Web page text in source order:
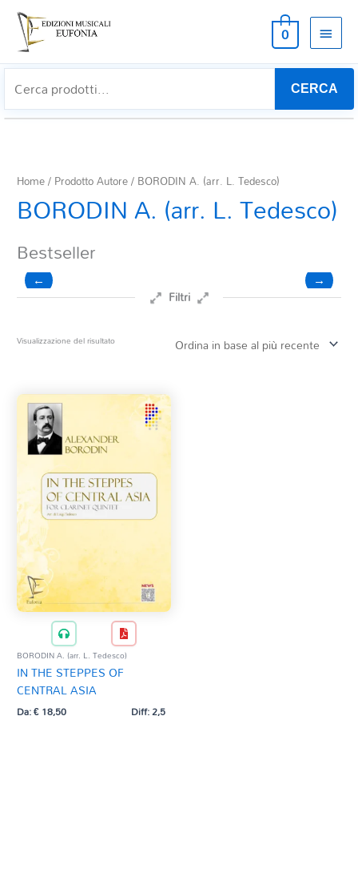
0
CERCA
Home/ Prodotto Autore / BORODIN A. (arr. L. Tedesco)
BORODIN A. (arr. L. Tedesco)
Bestseller
← →
Filtri
Clarinetto basso
Composizioni originali
Natale
QR base
QR esecuzione
Trascrizioni e Arrangiamenti
Visualizzazione del risultato
BORODIN A. (arr. L. Tedesco)
IN THE STEPPES OF
CENTRAL ASIA
Da:€18,50 Diff: 2,5